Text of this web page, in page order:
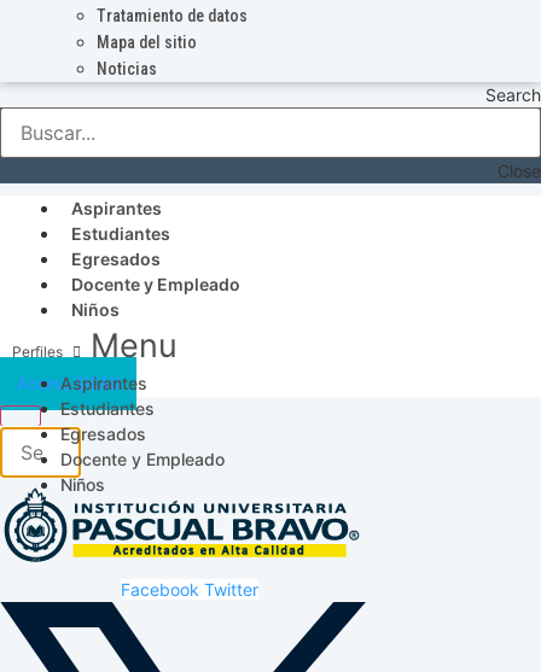
Tratamiento de datos
Mapa del sitio
Noticias
Search
Close
Aspirantes
Estudiantes
Egresados
Docente y Empleado
Niños
Menu
Aspirantes
Estudiantes
Egresados
Docente y Empleado
Niños
Acceso SICAU
Facebook Twitter